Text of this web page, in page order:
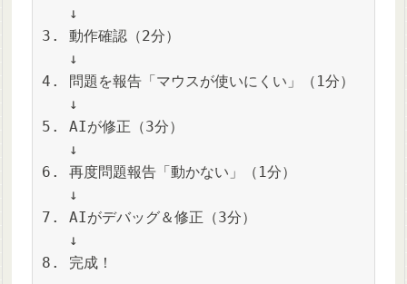
   ↓
3. 動作確認（2分）
   ↓
4. 問題を報告「マウスが使いにくい」（1分）
   ↓
5. AIが修正（3分）
   ↓
6. 再度問題報告「動かない」（1分）
   ↓
7. AIがデバッグ＆修正（3分）
   ↓
8. 完成！